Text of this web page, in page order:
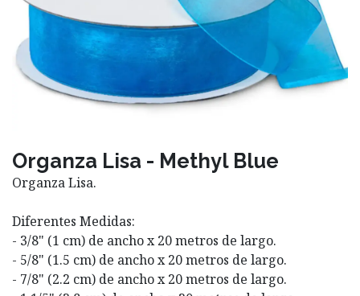
Organza Lisa - Methyl Blue
Organza Lisa.
Diferentes Medidas:
- 3/8" (1 cm) de ancho x 20 metros de largo.
- 5/8" (1.5 cm) de ancho x 20 metros de largo.
- 7/8" (2.2 cm) de ancho x 20 metros de largo.